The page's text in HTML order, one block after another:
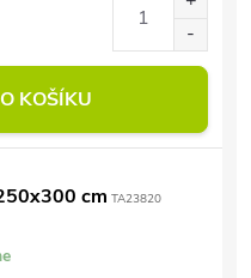
KOŠÍKU
cm TA23820